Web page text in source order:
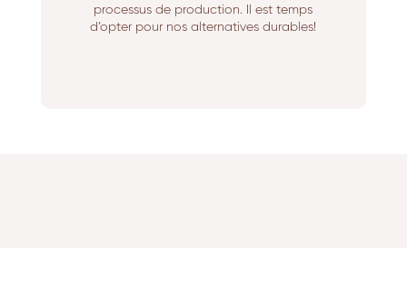
processus de production. Il est temps
d’opter pour nos alternatives durables!